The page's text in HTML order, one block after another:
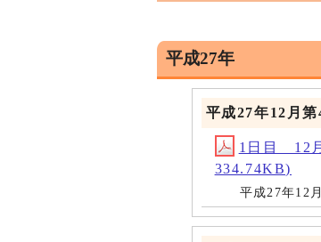
平成27年
平成27年12月
1日目 12
334.74KB)
平成27年12